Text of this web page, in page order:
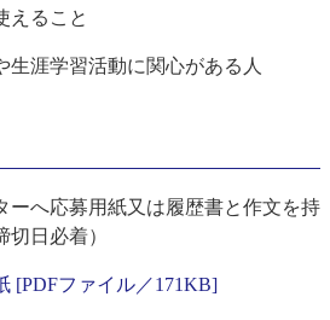
えること
生涯学習活動に関心がある人
ーへ応募用紙又は履歴書と作文を持
日必着）
[PDFファイル／171KB]